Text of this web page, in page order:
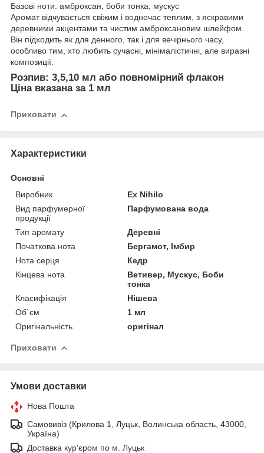
Базові ноти: амброксан, боби тонка, мускус
Аромат відчувається свіжим і водночас теплим, з яскравими
деревними акцентами та чистим амброксановим шлейфом.
Він підходить як для денного, так і для вечірнього часу,
особливо тим, хто любить сучасні, мінімалістичні, але виразні
композиції.
Розпив: 3,5,10 мл або повномірний флакон
Ціна вказана за 1 мл
Приховати
Характеристики
Основні
Виробник
Ex Nihilo
Вид парфумерної
продукції
Парфумована вода
Тип аромату
Деревні
Початкова нота
Бергамот, Імбир
Нота серця
Кедр
Кінцева нота
Ветивер, Мускус, Боби
тонка
Класифікація
Нішева
Об`єм
1 мл
Оригінальність
оригінал
Приховати
Умови доставки
Нова Пошта
Самовивіз (Крилова 1, Луцьк, Волинська область, 43000,
Україна)
Доставка кур'єром по м. Луцьк